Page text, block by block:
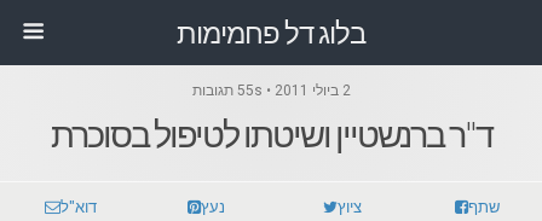
בלוג דל פחמימות
2 ביולי 2011 • 55s תגובות
ד"ר ברנשטיין ושיטתו לטיפול בסוכרת
שתף ציוץ נעץ דוא"ל